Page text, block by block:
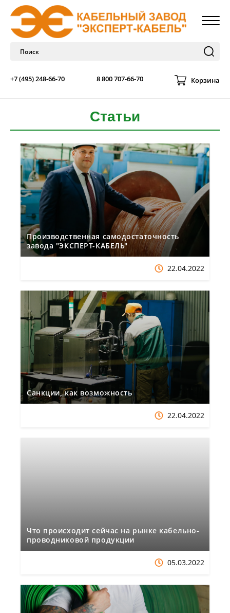
+7 (495) 248-66-70 8 800 707-66-70 Корзина
Статьи
Производственная самодостаточность
завода "ЭКСПЕРТ-КАБЕЛЬ"
22.04.2022
Санкции, как возможность
22.04.2022
Что происходит сейчас на рынке кабельно-
проводниковой продукции
05.03.2022